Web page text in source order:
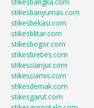
stikesbangka.com
stikesbanyumas.com
stikesbekasi.com
stikesblitar.com
stikesbogor.com
stikesbrebes.com
stikescianjur.com
stikesciamis.com
stikesdemak.com
stikesgarut.com